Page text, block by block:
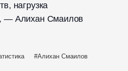
нагрузка
— Алихан Смаилов
Алихан Смаилов